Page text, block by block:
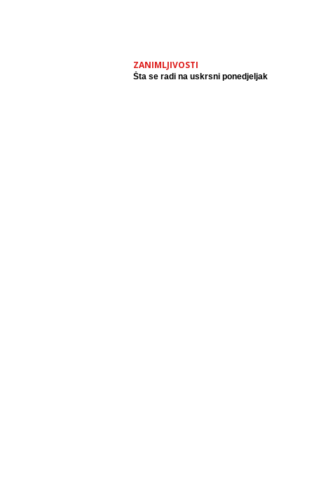
ZANIMLJIVOSTI
Šta se radi na uskrsni ponedjeljak